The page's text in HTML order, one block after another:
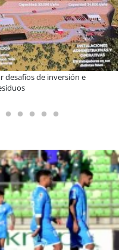
programa Súper Sano de